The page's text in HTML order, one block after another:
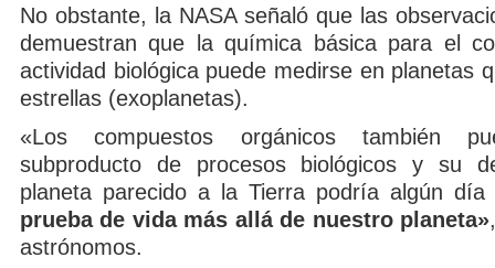
No obstante, la NASA señaló que las
demuestran que la química básica para el
actividad biológica puede medirse en planetas
estrellas (exoplanetas).
«Los compuestos orgánicos también
subproducto de procesos biológicos y su
planeta parecido a la Tierra podría algún
prueba de vida más allá de nuestro planeta»
astrónomos.